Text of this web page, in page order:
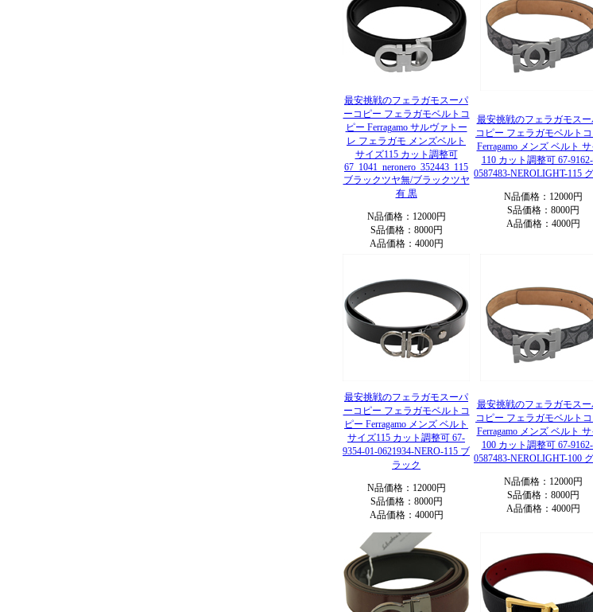
最安挑戦のフェラガモスーパ
ーコピー フェラガモベルトコ
ピー Ferragamo サルヴァトー
レ フェラガモ メンズベルト
サイズ115 カット調整可
67_1041_neronero_352443_115
ブラックツヤ無/ブラックツヤ
有 黒
N品価格：12000円
S品価格：8000円
A品価格：4000円
最安挑戦のフェラガモスー
コピー フェラガモベルト
Ferragamo メンズ ベルト
110 カット調整可 67-
0587483-NEROLIGHT-115
N品価格：12000円
S品価格：8000円
A品価格：4000円
最安挑戦のフェラガモスーパ
ーコピー フェラガモベルトコ
ピー Ferragamo メンズ ベルト
サイズ115 カット調整可 67-
9354-01-0621934-NERO-115 ブ
ラック
N品価格：12000円
S品価格：8000円
A品価格：4000円
最安挑戦のフェラガモスー
コピー フェラガモベルト
Ferragamo メンズ ベルト
100 カット調整可 67-
0587483-NEROLIGHT-100
N品価格：12000円
S品価格：8000円
A品価格：4000円